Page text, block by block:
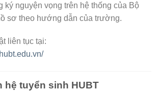
ký nguyện vọng trên hệ thống của Bộ
sơ theo hướng dẫn của trường.
liên tục tại:
hệ tuyển sinh HUBT